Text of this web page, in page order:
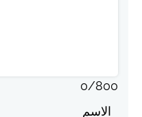
0/800
الاسم